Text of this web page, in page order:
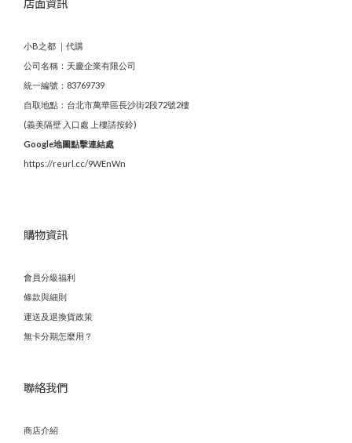
小B之都 ｜代購
公司名稱：天慶企業有限公司
統一編號：83769739
自取地點：台北市萬華區長沙街2段72號2樓
(義美隔壁 入口處 上樓請按鈴)
Google地圖點擊連結處
https://reurl.cc/9WEnWn
購物資訊
會員分級福利
條款與細則
運送及退換貨政策
無卡分期怎麼用？
聯絡我們
商店介紹